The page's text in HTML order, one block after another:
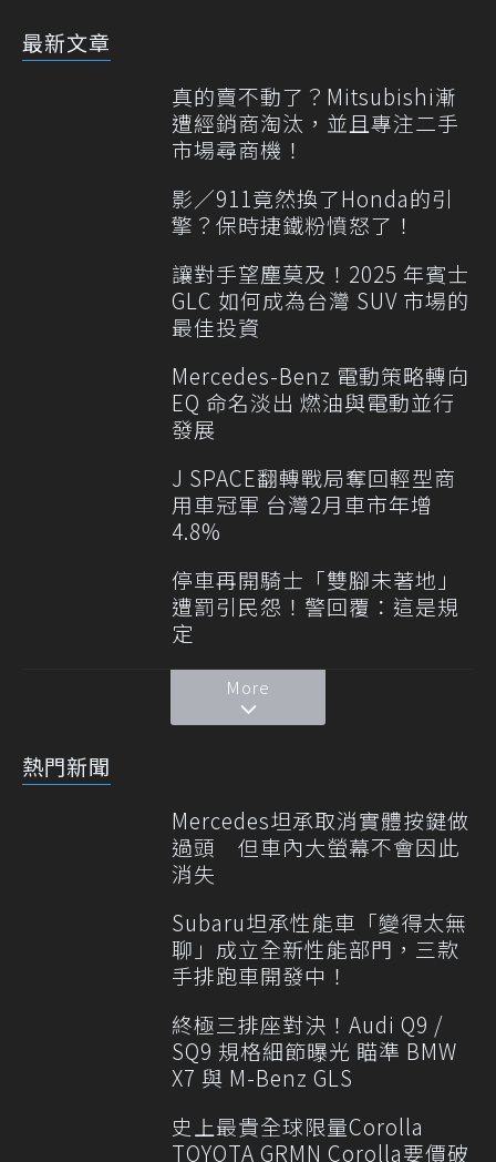
最新文章
真的賣不動了？Mitsubishi漸
遭經銷商淘汰，並且專注二手
市場尋商機！
影／911竟然換了Honda的引
擎？保時捷鐵粉憤怒了！
讓對手望塵莫及！2025 年賓士
GLC 如何成為台灣 SUV 市場的
最佳投資
Mercedes-Benz 電動策略轉向
EQ 命名淡出 燃油與電動並行
發展
J SPACE翻轉戰局奪回輕型商
用車冠軍 台灣2月車市年增
4.8%
停車再開騎士「雙腳未著地」
遭罰引民怨！警回覆：這是規
定
More
熱門新聞
Mercedes坦承取消實體按鍵做
過頭 但車內大螢幕不會因此
消失
Subaru坦承性能車「變得太無
聊」成立全新性能部門，三款
手排跑車開發中！
終極三排座對決！Audi Q9 /
SQ9 規格細節曝光 瞄準 BMW
X7 與 M-Benz GLS
史上最貴全球限量Corolla
TOYOTA GRMN Corolla要價破